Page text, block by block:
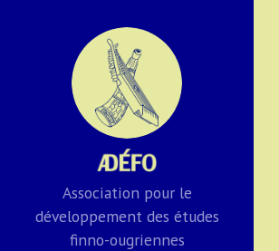
Association pour le
développement des études
finno-ougriennes